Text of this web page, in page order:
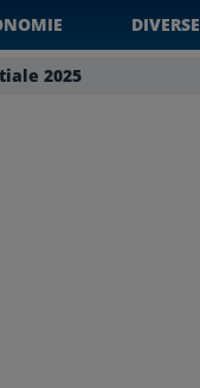
DIVERSE
2025